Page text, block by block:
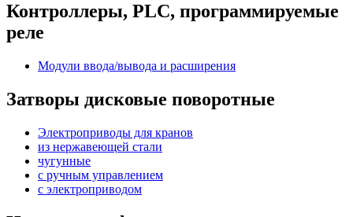
Контроллеры, PLС, программируемые
реле
Модули ввода/вывода и расширения
Затворы дисковые поворотные
Электроприводы для кранов
из нержавеющей стали
чугунные
с ручным управлением
c электроприводом